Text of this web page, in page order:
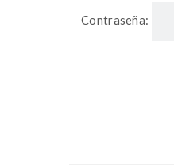
Contraseña: